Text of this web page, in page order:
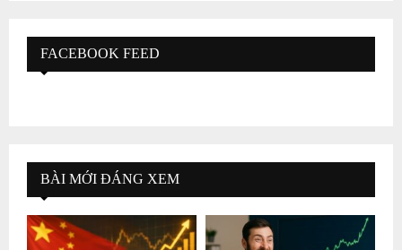
FACEBOOK FEED
BÀI MỚI ĐÁNG XEM